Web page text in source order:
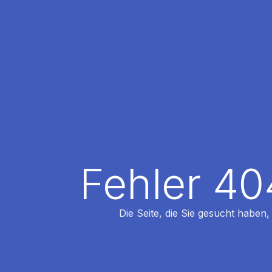
Fehler
Die Seite, die Sie gesucht